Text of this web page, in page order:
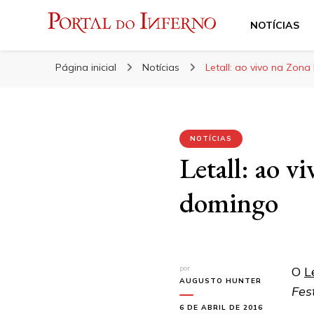
Portal do Inferno
NOTÍCIAS
Página inicial Notícias Letall: ao vivo na
NOTÍCIAS
Letall: ao
domingo
por
AUGUSTO HUNTER
6 DE ABRIL DE 2016
O